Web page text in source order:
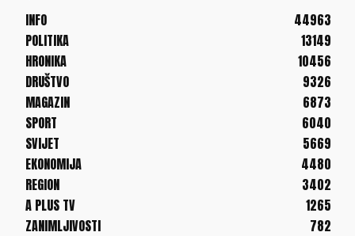
INFO
44963
POLITIKA
13149
HRONIKA
10456
DRUŠTVO
9326
MAGAZIN
6873
SPORT
6040
SVIJET
5669
EKONOMIJA
4480
REGION
3402
A PLUS TV
1265
ZANIMLJIVOSTI
782